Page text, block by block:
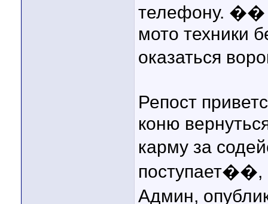
телефону. ��
мото техники
оказаться
Репост
коню
карму за
Админ,